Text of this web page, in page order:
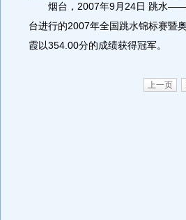
烟台，2007年9月24日 跳水――
台进行的2007年全国跳水锦标赛暨
霞以354.00分的成绩获得冠军。
上一页